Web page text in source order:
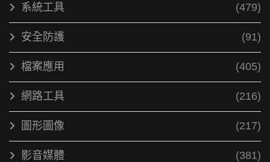
系統工具 (479)
安全防護 (91)
檔案應用 (405)
網路工具 (216)
圖形圖像 (217)
影音媒體 (381)